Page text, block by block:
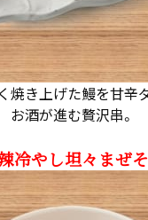
焼き上げた鰻を甘辛
お酒が進む贅沢串。
冷やし坦々まぜ